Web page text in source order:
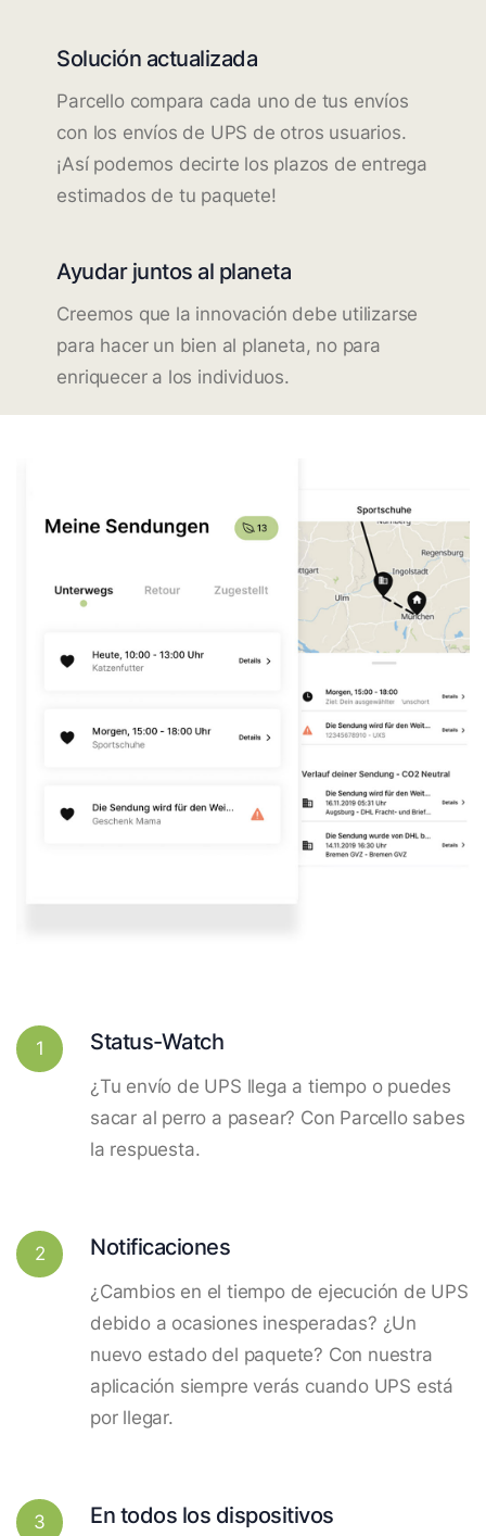
Solución actualizada
Parcello compara cada uno de tus envíos
con los envíos de UPS de otros usuarios.
¡Así podemos decirte los plazos de entrega
estimados de tu paquete!
Ayudar juntos al planeta
Creemos que la innovación debe utilizarse
para hacer un bien al planeta, no para
enriquecer a los individuos.
1 Status-Watch
¿Tu envío de UPS llega a tiempo o puedes
sacar al perro a pasear? Con Parcello sabes
la respuesta.
2 Notificaciones
¿Cambios en el tiempo de ejecución de UPS
debido a ocasiones inesperadas? ¿Un
nuevo estado del paquete? Con nuestra
aplicación siempre verás cuando UPS está
por llegar.
3 En todos los dispositivos